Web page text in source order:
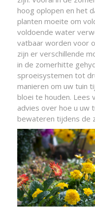
hoog oplopen en het
planten moeite om
voldoende water
vatbaar worden voor
zijn er verschillende
in de zomerhitte
sproeisystemen tot
manieren om uw tuin
bloei te houden. Lees
advies over hoe u uw
bewateren tijdens de